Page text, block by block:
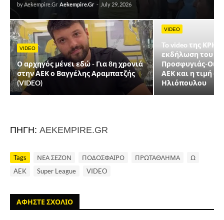
by Aekempire.Gr Aekempire.Gr - July 29, 2026
VIDEO
Ο αρχηγός μένει εδώ - Για 8η χρονιά
στην ΑΕΚ ο Βαγγέλης Αραμπατζής
(VIDEO)
VIDEO
To video της
εκδήλωση του
Προσφυγιάς-Οι
ΑΕΚ και η τιμή
Ηλιόπουλου
ΠΗΓΗ: AEKEMPIRE.GR
Tags ΝΕΑ ΣΕΖΟΝ ΠΟΔΟΣΦΑΙΡΟ ΠΡΩΤΑΘΛΗΜΑ
Ω
AEK
Super League VIDEO
ΑΦΗΣΤΕ ΣΧΟΛΙΟ